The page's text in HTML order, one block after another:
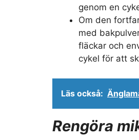
genom en
Om den
med
fläckar och
cykel för att
Läs också:
Rengöra